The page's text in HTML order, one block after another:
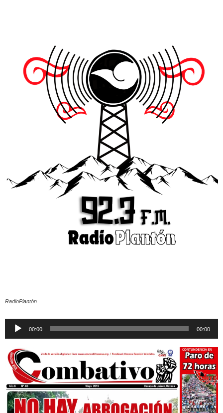
RadioPlantón
Reproductor
00:00 00:00